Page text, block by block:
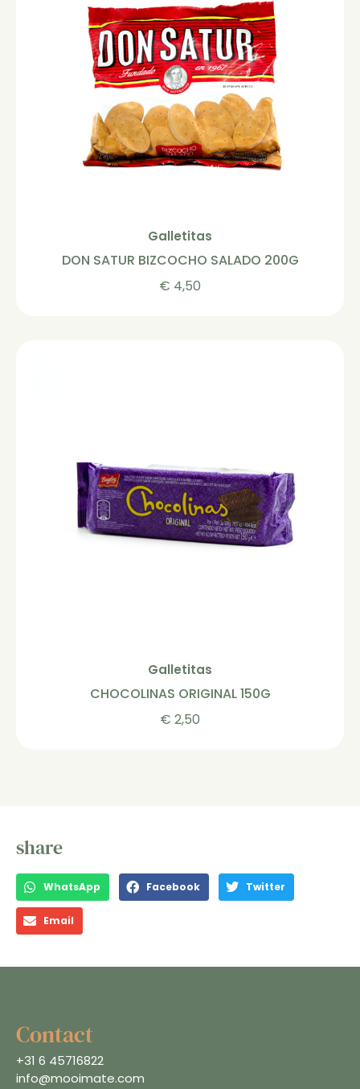
Galletitas
DON SATUR BIZCOCHO SALADO 200G
€ 4,50
Galletitas
CHOCOLINAS ORIGINAL 150G
€ 2,50
share
WhatsApp Facebook Twitter
Email
Contact
+31 6 45716822
info@mooimate.com